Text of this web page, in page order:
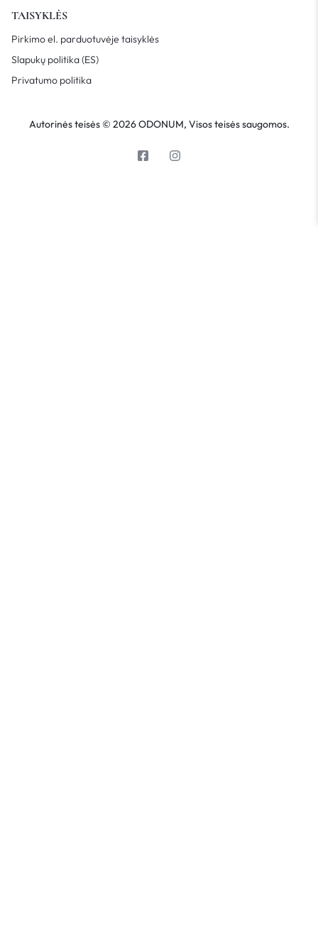
TAISYKLĖS
Pirkimo el. parduotuvėje taisyklės
Slapukų politika (ES)
Privatumo politika
Autorinės teisės © 2026 ODONUM, Visos teisės saugomos.